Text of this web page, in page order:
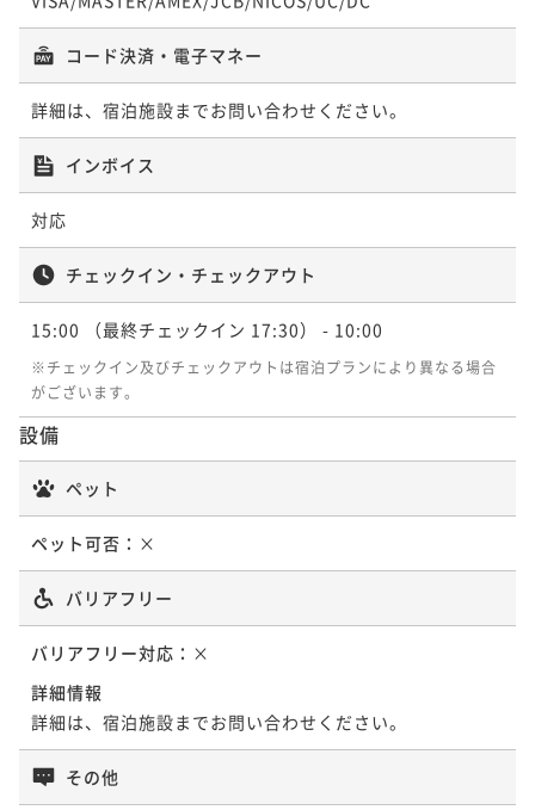
コード決済・電子マネー
詳細は、宿泊施設までお問い合わせください。
インボイス
対応
チェックイン・チェックアウト
15:00 （最終チェックイン 17:30） - 10:00
※チェックイン及びチェックアウトは宿泊プランにより異なる場合
がございます。
設備
ペット
ペット可否： ×
バリアフリー
バリアフリー対応： ×
詳細情報
詳細は、宿泊施設までお問い合わせください。
その他